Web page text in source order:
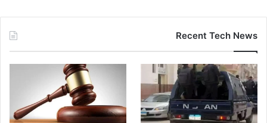
Recent Tech News